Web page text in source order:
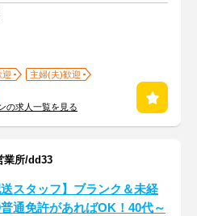
迎
主婦(夫)歓迎
の求人一覧を見る
業所/dd33
送スタッフ】ブランク＆未経
通免許があればOK！40代～